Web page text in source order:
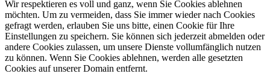
Wir respektieren es voll und ganz, wenn Sie Cookies ablehnen
möchten. Um zu vermeiden, dass Sie immer wieder nach Cookies
gefragt werden, erlauben Sie uns bitte, einen Cookie für Ihre
Einstellungen zu speichern. Sie können sich jederzeit abmelden oder
andere Cookies zulassen, um unsere Dienste vollumfänglich nutzen
zu können. Wenn Sie Cookies ablehnen, werden alle gesetzten
Cookies auf unserer Domain entfernt.